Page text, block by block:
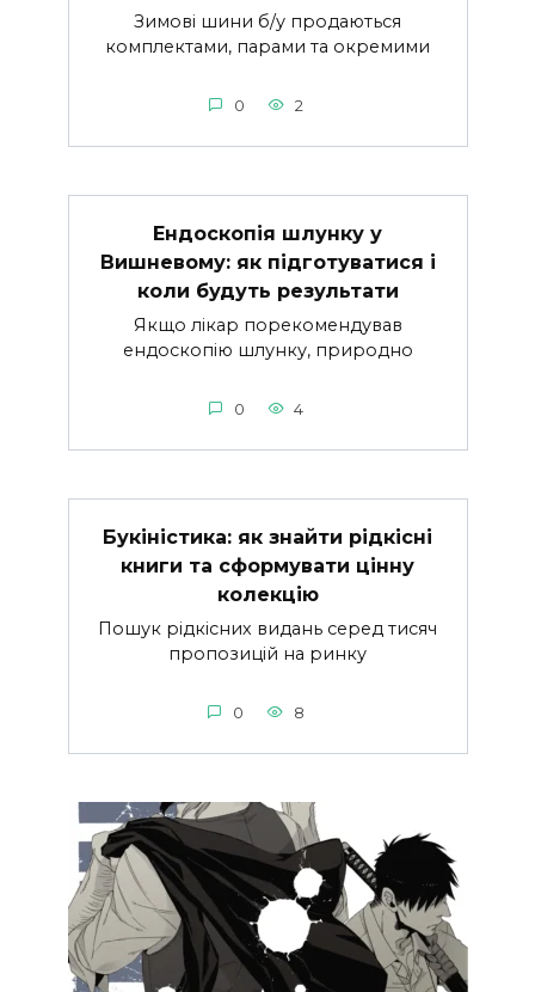
Зимові шини б/у продаються
комплектами, парами та окремими
0 2
Ендоскопія шлунку у
Вишневому: як підготуватися і
коли будуть результати
Якщо лікар порекомендував
ендоскопію шлунку, природно
0 4
Букіністика: як знайти рідкісні
книги та сформувати цінну
колекцію
Пошук рідкісних видань серед тисяч
пропозицій на ринку
0 8